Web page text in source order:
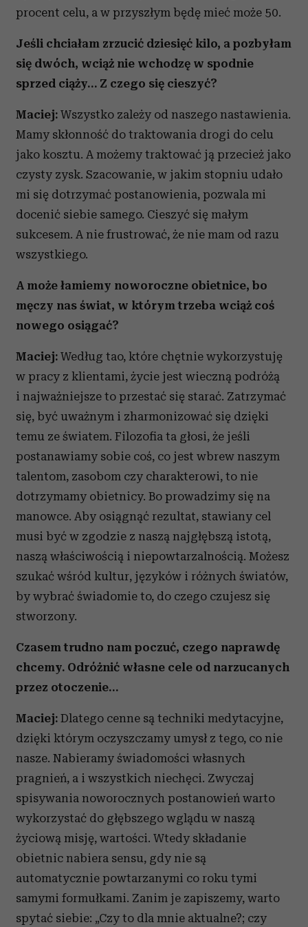
procent celu, a w przyszłym będę mieć może 50.
Jeśli chciałam zrzucić dziesięć kilo, a pozbyłam
się dwóch, wciąż nie wchodzę w spodnie
sprzed ciąży… Z czego się cieszyć?
Maciej: Wszystko zależy od naszego nastawienia.
Mamy skłonność do traktowania drogi do celu
jako kosztu. A możemy traktować ją przecież jako
czysty zysk. Szacowanie, w jakim stopniu udało
mi się dotrzymać postanowienia, pozwala mi
docenić siebie samego. Cieszyć się małym
sukcesem. A nie frustrować, że nie mam od razu
wszystkiego.
A może łamiemy noworoczne obietnice, bo
męczy nas świat, w którym trzeba wciąż coś
nowego osiągać?
Maciej: Według tao, które chętnie wykorzystuję
w pracy z klientami, życie jest wieczną podróżą
i najważniejsze to przestać się starać. Zatrzymać
się, być uważnym i zharmonizować się dzięki
temu ze światem. Filozofia ta głosi, że jeśli
postanawiamy sobie coś, co jest wbrew naszym
talentom, zasobom czy charakterowi, to nie
dotrzymamy obietnicy. Bo prowadzimy się na
manowce. Aby osiągnąć rezultat, stawiany cel
musi być w zgodzie z naszą najgłębszą istotą,
naszą właściwością i niepowtarzalnością. Możesz
szukać wśród kultur, języków i różnych światów,
by wybrać świadomie to, do czego czujesz się
stworzony.
Czasem trudno nam poczuć, czego naprawdę
chcemy. Odróżnić własne cele od narzucanych
przez otoczenie…
Maciej: Dlatego cenne są techniki medytacyjne,
dzięki którym oczyszczamy umysł z tego, co nie
nasze. Nabieramy świadomości własnych
pragnień, a i wszystkich niechęci. Zwyczaj
spisywania noworocznych postanowień warto
wykorzystać do głębszego wglądu w naszą
życiową misję, wartości. Wtedy składanie
obietnic nabiera sensu, gdy nie są
automatycznie powtarzanymi co roku tymi
samymi formułkami. Zanim je zapiszemy, warto
spytać siebie: „Czy to dla mnie aktualne?; czy